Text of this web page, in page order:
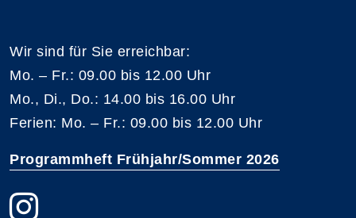
Wir sind für Sie erreichbar:
Mo. – Fr.: 09.00 bis 12.00 Uhr
Mo., Di., Do.: 14.00 bis 16.00 Uhr
Ferien: Mo. – Fr.: 09.00 bis 12.00 Uhr
Programmheft Frühjahr/Sommer 2026